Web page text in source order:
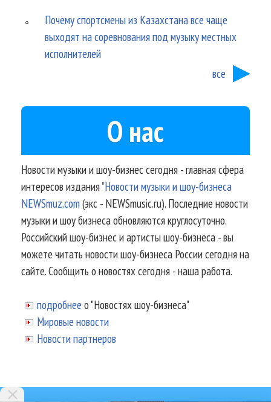
Почему спортсмены из Казахстана все чаще
выходят на соревнования под музыку местных
исполнителей
все
О нас
Новости музыки и шоу-бизнес сегодня - главная сфера
интересов издания"Новости музыки и шоу-бизнеса
NEWSmuz.com(экс - NEWSmusic.ru). Последние новости
музыки и шоу бизнеса обновляются круглосуточно.
Российский шоу-бизнес и артисты шоу-бизнеса - вы
можете читать новости шоу-бизнеса России сегодня на
сайте. Сообщить о новостях сегодня - наша работа.
подробнее о "Новостях шоу-бизнеса"
Мировые новости
Новости партнеров